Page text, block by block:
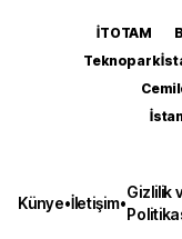
İTOTAM
Teknopark
Künye•İletişim•
Gizlilik